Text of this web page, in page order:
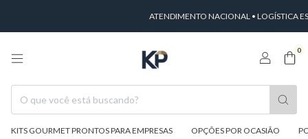
ATENDIMENTO NACIONAL • LOGÍSTICA
0
KITS GOURMET PRONTOS PARA EMPRESAS OPÇÕES POR OCASIÃO